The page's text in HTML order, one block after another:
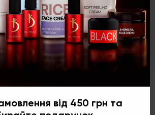
Рус Eng
на шкірі. Для ефектного макіяжу очей
розробив колекцію професійних
декоративних текстур. На
пензлі різноманітного призначення з
для розтушовування сухих тіньових
форму і виготовлений з натурального
шовковистою і м'якою структурою.
від 450 грн та